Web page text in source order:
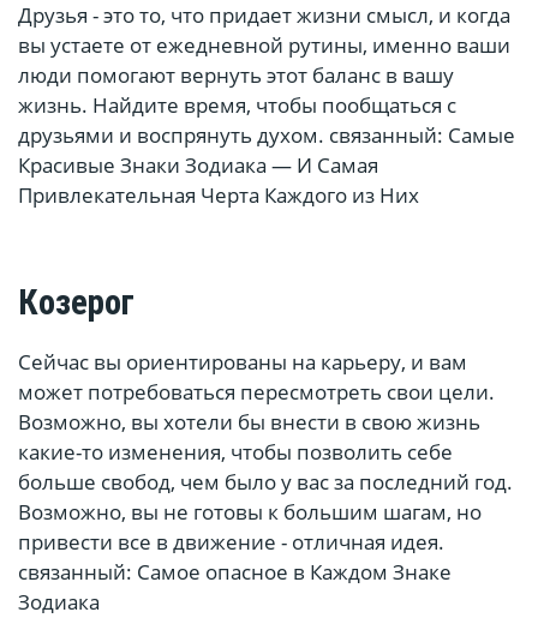
Друзья - это то, что придает жизни смысл, и когда
вы устаете от ежедневной рутины, именно ваши
люди помогают вернуть этот баланс в вашу
жизнь. Найдите время, чтобы пообщаться с
друзьями и воспрянуть духом. связанный: Самые
Красивые Знаки Зодиака — И Самая
Привлекательная Черта Каждого из Них
Козерог
Сейчас вы ориентированы на карьеру, и вам
может потребоваться пересмотреть свои цели.
Возможно, вы хотели бы внести в свою жизнь
какие-то изменения, чтобы позволить себе
больше свобод, чем было у вас за последний год.
Возможно, вы не готовы к большим шагам, но
привести все в движение - отличная идея.
связанный: Самое опасное в Каждом Знаке
Зодиака